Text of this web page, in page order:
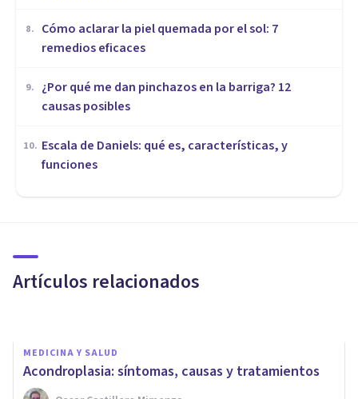
8.
Cómo aclarar la piel quemada por el sol: 7
remedios eficaces
9.
¿Por qué me dan pinchazos en la barriga? 12
causas posibles
10. Escala de Daniels: qué es, características, y
funciones
Artículos relacionados
Adinamia: características y
movimiento
MEDICINA Y SALUD
Acondroplasia: síntomas, causas y tratamientos